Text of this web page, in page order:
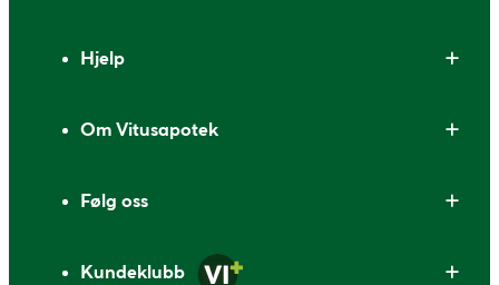
Hjelp
Om Vitusapotek
Følg oss
Kundeklubb